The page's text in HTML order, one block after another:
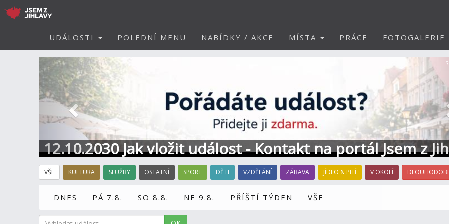
UDÁLOSTI POLEDNÍ MENU NABÍDKY / AKCE MÍSTA PRÁCE FOTOGALERIE
12.10.2030 Jak vložit událost - Kontakt na portál Jsem z
Předchozí
VŠE KULTURA SLUŽBY OSTATNÍ SPORT DĚTI VZDĚLÁNÍ ZÁBAVA JÍDLO & PITÍ V OKOLÍ
DNES PÁ 7.8. SO 8.8. NE 9.8. PŘÍŠTÍ TÝDEN VŠE